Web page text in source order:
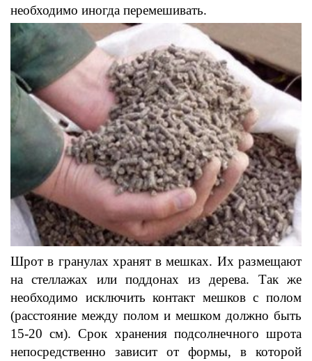
необходимо иногда перемешивать.
Шрот в гранулах хранят в мешках. Их размещают
на стеллажах или поддонах из дерева. Так же
необходимо исключить контакт мешков с полом
(расстояние между полом и мешком должно быть
15-20 см). Срок хранения подсолнечного шрота
непосредственно зависит от формы, в которой